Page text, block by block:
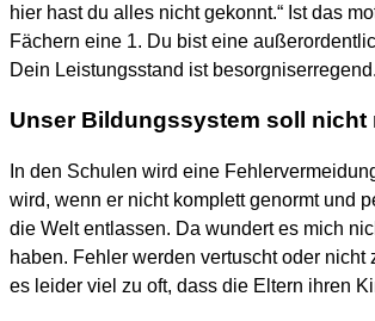
hier hast du alles nicht gekonnt.“ Ist das
Fächern eine 1. Du bist eine
Dein Leistungsstand ist
Unser Bildungssystem soll nicht
In den Schulen wird eine
wird, wenn er nicht komplett genormt und
die Welt entlassen. Da wundert es mich
haben. Fehler werden vertuscht oder
es leider viel zu oft, dass die Eltern ihren